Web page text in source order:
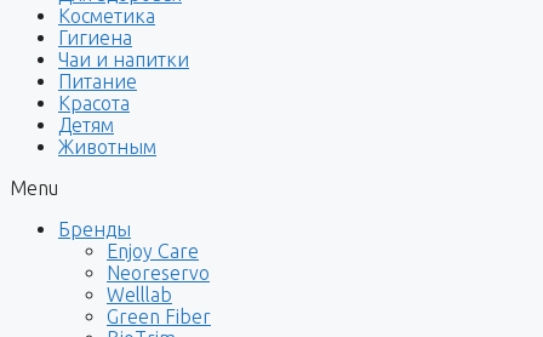
Косметика
Гигиена
Чаи и напитки
Питание
Красота
Детям
Животным
Menu
Бренды
Enjoy Care
Neoreservo
Welllab
Green Fiber